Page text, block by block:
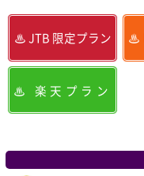
JTB 限定プラン
楽天プラン